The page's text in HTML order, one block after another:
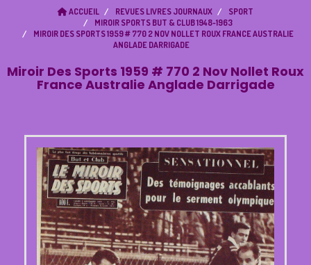
ACCUEIL REVUES LIVRES JOURNAUX
SPORT
MIROIR SPORTS BUT & CLUB 1948-1963
MIROIR DES SPORTS 1959 # 770 2 NOV NOLLET ROUX FRANCE AUSTRALIE
ANGLADE DARRIGADE
Miroir Des Sports 1959 # 770 2 Nov Nollet Roux
France Australie Anglade Darrigade